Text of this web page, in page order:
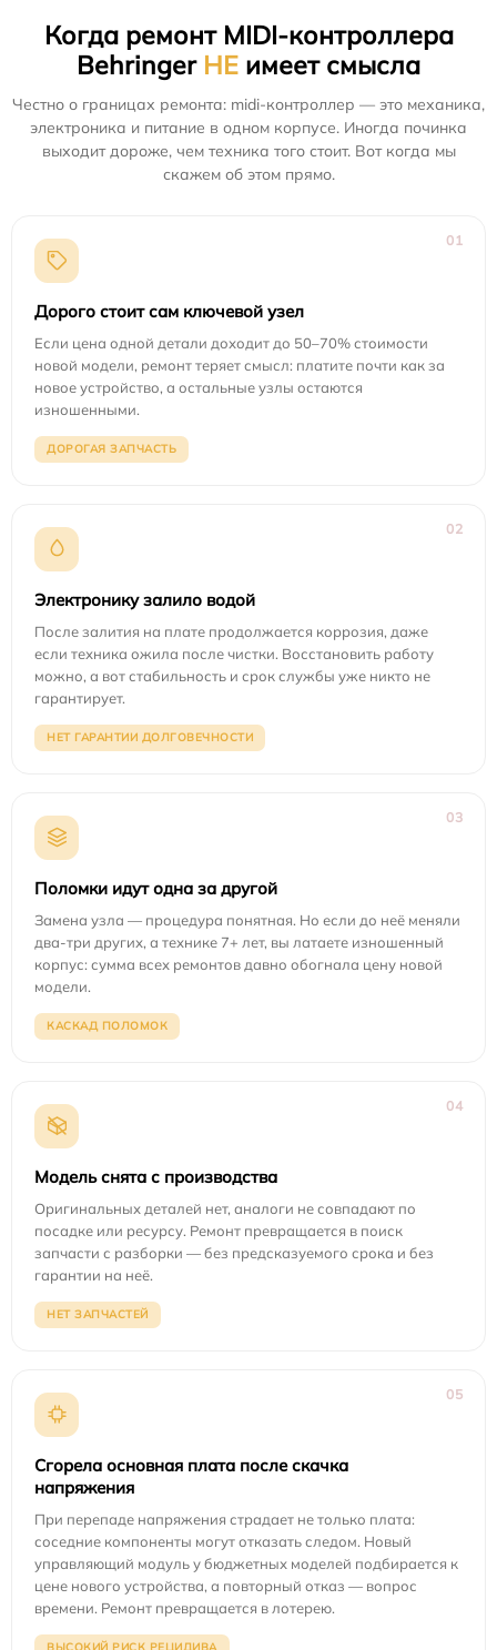
Когда ремонт MIDI-контроллера
Behringer НЕ имеет смысла
Честно о границах ремонта: midi-контроллер — это механика,
электроника и питание в одном корпусе. Иногда починка
выходит дороже, чем техника того стоит. Вот когда мы
скажем об этом прямо.
01
Дорого стоит сам ключевой узел
Если цена одной детали доходит до 50–70% стоимости
новой модели, ремонт теряет смысл: платите почти как за
новое устройство, а остальные узлы остаются
изношенными.
ДОРОГАЯ ЗАПЧАСТЬ
02
Электронику залило водой
После залития на плате продолжается коррозия, даже
если техника ожила после чистки. Восстановить работу
можно, а вот стабильность и срок службы уже никто не
гарантирует.
НЕТ ГАРАНТИИ ДОЛГОВЕЧНОСТИ
03
Поломки идут одна за другой
Замена узла — процедура понятная. Но если до неё меняли
два-три других, а технике 7+ лет, вы латаете изношенный
корпус: сумма всех ремонтов давно обогнала цену новой
модели.
КАСКАД ПОЛОМОК
04
Модель снята с производства
Оригинальных деталей нет, аналоги не совпадают по
посадке или ресурсу. Ремонт превращается в поиск
запчасти с разборки — без предсказуемого срока и без
гарантии на неё.
НЕТ ЗАПЧАСТЕЙ
05
Сгорела основная плата после скачка
напряжения
При перепаде напряжения страдает не только плата:
соседние компоненты могут отказать следом. Новый
управляющий модуль у бюджетных моделей подбирается к
цене нового устройства, а повторный отказ — вопрос
времени. Ремонт превращается в лотерею.